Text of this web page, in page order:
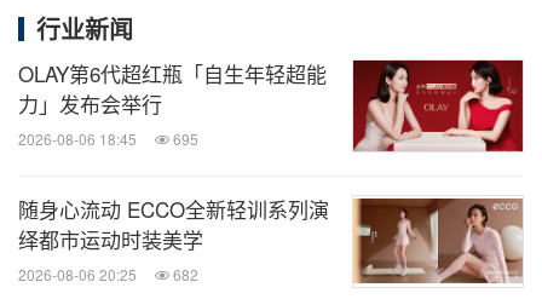
09561-1-a
图片 -https://photos.prnasia.com/prnh/20180419/21
09561-1-b
图片 -https://photos.prnasia.com/prnh/20180419/21
行业新闻
OLAY第6代超红瓶「自生年轻超能
力」发布会举行
2026-08-06 18:45 695
随身心流动 ECCO全新轻训系列演
绎都市运动时装美学
2026-08-06 20:25 682